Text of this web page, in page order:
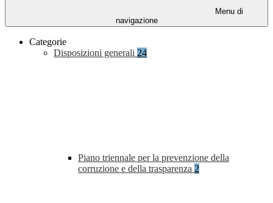
Menu di
navigazione
Categorie
Disposizioni generali 24
Piano triennale per la prevenzione della
corruzione e della trasparenza 2